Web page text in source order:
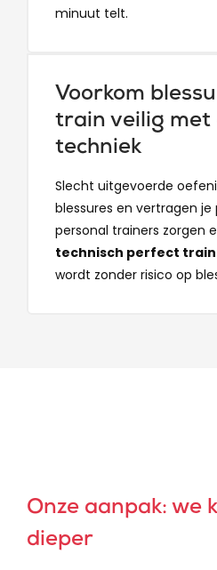
minuut telt.
Voorkom
train veilig met
techniek
Slecht uitgevoerde
blessures en vertragen je
personal trainers zorgen
technisch perfect
wordt zonder risico op
Onze aanpak: we
dieper